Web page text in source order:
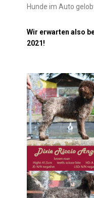
Hunde im Auto
Wir erwarten also
2021!